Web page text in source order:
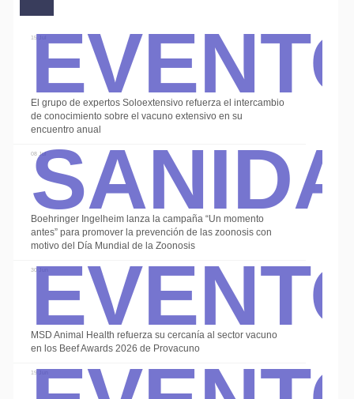
15 Jul
El grupo de expertos Soloextensivo refuerza el intercambio
de conocimiento sobre el vacuno extensivo en su
encuentro anual
08 Jul
Boehringer Ingelheim lanza la campaña “Un momento
antes” para promover la prevención de las zoonosis con
motivo del Día Mundial de la Zoonosis
30 Jun
MSD Animal Health refuerza su cercanía al sector vacuno
en los Beef Awards 2026 de Provacuno
19 Jun